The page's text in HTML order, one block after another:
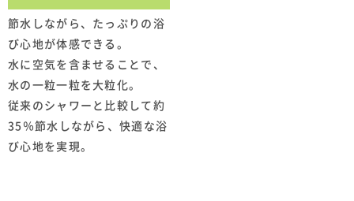
節水しながら、たっぷりの浴
び心地が体感できる。
水に空気を含ませることで、
水の一粒一粒を大粒化。
従来のシャワーと比較して約
35％節水しながら、快適な浴
び心地を実現。